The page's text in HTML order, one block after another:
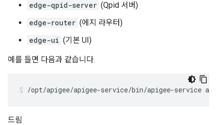
edge-qpid-server (Qpid 서버)
edge-router (에지 라우터)
edge-ui (기본 UI)
예를 들면 다음과 같습니다.
/opt/apigee/apigee-service/bin/apigee-service
드림